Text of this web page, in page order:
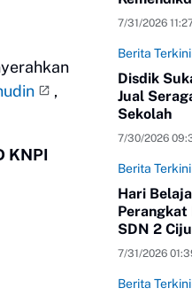
,
KNPI
7/31/2026
Berita Terkini
Disdik
Jual
Sekolah
7/30/2026
Berita Terkini
Hari
Perangkat
SDN 2
Pendidik
7/31/2026
Berita Terkini